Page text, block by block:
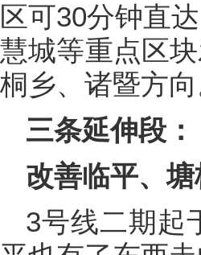
区可30分钟直
慧城等重点区
桐乡、诸暨方向
三条延伸段：
改善临平、
3号线二期起